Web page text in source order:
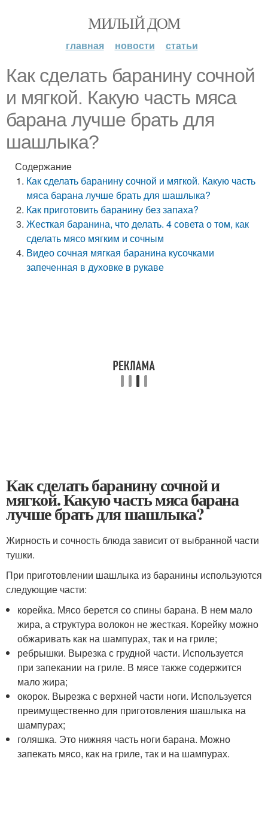
МИЛЫЙ ДОМ
главная новости статьи
Как сделать баранину сочной
и мягкой. Какую часть мяса
барана лучше брать для
шашлыка?
Содержание
Как сделать баранину сочной и мягкой. Какую часть
мяса барана лучше брать для шашлыка?
Как приготовить баранину без запаха?
Жесткая баранина, что делать. 4 совета о том, как
сделать мясо мягким и сочным
Видео сочная мягкая баранина кусочками
запеченная в духовке в рукаве
Как сделать баранину сочной и
мягкой. Какую часть мяса барана
лучше брать для шашлыка?
Жирность и сочность блюда зависит от выбранной части
тушки.
При приготовлении шашлыка из баранины используются
следующие части:
корейка. Мясо берется со спины барана. В нем мало
жира, а структура волокон не жесткая. Корейку можно
обжаривать как на шампурах, так и на гриле;
ребрышки. Вырезка с грудной части. Используется
при запекании на гриле. В мясе также содержится
мало жира;
окорок. Вырезка с верхней части ноги. Используется
преимущественно для приготовления шашлыка на
шампурах;
голяшка. Это нижняя часть ноги барана. Можно
запекать мясо, как на гриле, так и на шампурах.